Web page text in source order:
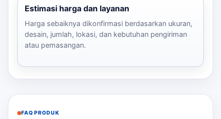
Estimasi harga dan layanan
Harga sebaiknya dikonfirmasi berdasarkan ukuran,
desain, jumlah, lokasi, dan kebutuhan pengiriman
atau pemasangan.
FAQ PRODUK